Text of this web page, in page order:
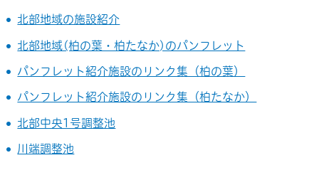
北部地域の施設紹介
北部地域(柏の葉・柏たなか)のパンフレット
パンフレット紹介施設のリンク集（柏の葉）
パンフレット紹介施設のリンク集（柏たなか）
北部中央1号調整池
川端調整池